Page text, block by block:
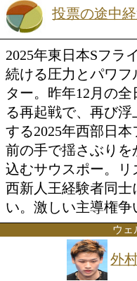
る上でも、ここ
成長した姿を内
勝ち予